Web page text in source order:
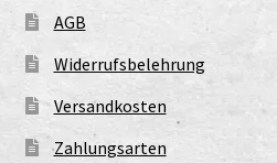
AGB
Widerrufsbelehrung
Versandkosten
Zahlungsarten